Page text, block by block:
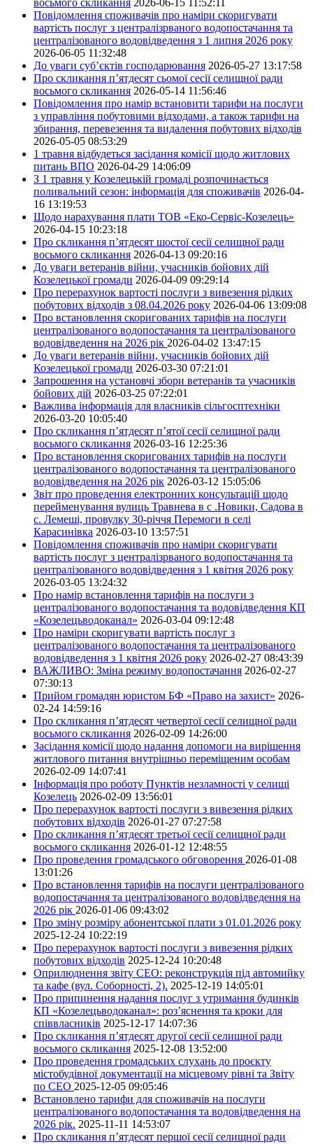
Повідомлення споживачів про наміри скоригувати
вартість послуг з централізрваного водопостачання та
централізованого водовідведення з 1 липня 2026 року
2026-06-05 11:32:48
До уваги суб’єктів господарювання 2026-05-27 13:17:58
Про скликання п’ятдесят сьомої сесії селищної ради
восьмого скликання 2026-05-14 11:56:46
Повідомлення про намір встановити тарифи на послуги
з управління побутовими відходами, а також тарифи на
збирання, перевезення та видалення побутових відходів
2026-05-05 08:53:29
1 травня відбудеться засідання комісії щодо житлових
питань ВПО 2026-04-29 14:06:09
З 1 травня у Козелецькій громаді розпочинається
поливальний сезон: інформація для споживачів 2026-04-
16 13:19:53
Щодо нарахування плати ТОВ «Еко-Сервіс-Козелець»
2026-04-15 10:23:18
Про скликання п’ятдесят шостої сесії селищної ради
восьмого скликання 2026-04-13 09:20:16
До уваги ветеранів війни, учасників бойових дій
Козелецької громади 2026-04-09 09:29:14
Про перерахунок вартості послуги з вивезення рідких
побутових відходів з 08.04.2026 року 2026-04-06 13:09:08
Про встановлення скоригованих тарифів на послуги
централізованого водопостачання та централізованого
водовідведення на 2026 рік 2026-04-02 13:47:15
До уваги ветеранів війни, учасників бойових дій
Козелецької громади 2026-03-30 07:21:01
Запрошення на установчі збори ветеранів та учасників
бойових дій 2026-03-25 07:22:01
Важлива інформація для власників сільгосптехніки
2026-03-20 10:05:40
Про скликання п’ятдесят п’ятої сесії селищної ради
восьмого скликання 2026-03-16 12:25:36
Про встановлення скоригованих тарифів на послуги
централізованого водопостачання та централізованого
водовідведення на 2026 рік 2026-03-12 15:05:06
Звіт про проведення електронних консультацій щодо
перейменування вулиць Травнева в с .Новики, Садова в
с. Лемеші, провулку 30-річчя Перемоги в селі
Карасинівка 2026-03-10 13:57:51
Повідомлення споживачів про наміри скоригувати
вартість послуг з централізрваного водопостачання та
централізованого водовідведення з 1 квітня 2026 року
2026-03-05 13:24:32
Про намір встановлення тарифів на послуги з
централізованого водопостачання та водовідведення КП
«Козелецьводоканал» 2026-03-04 09:12:48
Про наміри скоригувати вартість послуг з
централізованого водопостачання та централізованого
водовідведення з 1 квітня 2026 року 2026-02-27 08:43:39
ВАЖЛИВО: Зміна режиму водопостачання 2026-02-27
07:30:13
Прийом громадян юристом БФ «Право на захист» 2026-
02-24 14:59:16
Про скликання п’ятдесят четвертої сесії селищної ради
восьмого скликання 2026-02-09 14:26:00
Засідання комісії щодо надання допомоги на вирішення
житлового питання внутрішньо переміщеним особам
2026-02-09 14:07:41
Інформація про роботу Пунктів незламності у селищі
Козелець 2026-02-09 13:56:01
Про перерахунок вартості послуги з вивезення рідких
побутових відходів 2026-01-27 07:27:58
Про скликання п’ятдесят третьої сесії селищної ради
восьмого скликання 2026-01-12 12:48:55
Про проведення громадського обговорення 2026-01-08
13:01:26
Про встановлення тарифів на послуги централізованого
водопостачання та централізованого водовідведення на
2026 рік 2026-01-06 09:43:02
Про зміну розміру абонентської плати з 01.01.2026 року
2025-12-24 10:22:19
Про перерахунок вартості послуги з вивезення рідких
побутових відходів 2025-12-24 10:20:48
Оприлюднення звіту СЕО: реконструкція під автомийку
та кафе (вул. Соборності, 2). 2025-12-19 14:05:01
Про припинення надання послуг з утримання будинків
КП «Козелецьводоканал»: роз’яснення та кроки для
співвласників 2025-12-17 14:07:36
Про скликання п’ятдесят другої сесії селищної ради
восьмого скликання 2025-12-08 13:52:00
Про проведення громадських слухань до проєкту
містобудівної документації на місцевому рівні та Звіту
по СЕО 2025-12-05 09:05:46
Встановлено тарифи для споживачів на послуги
централізованого водопостачання та водовідведення на
2026 рік. 2025-11-11 14:53:07
Про скликання п’ятдесят першої сесії селищної ради